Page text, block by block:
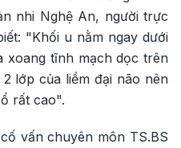
nhi Nghệ An, người trực
"Khối u nằm ngay dưới
xoang tĩnh mạch dọc trên
lớp của liềm đại não nên
rất cao".
vấn chuyên môn TS.BS